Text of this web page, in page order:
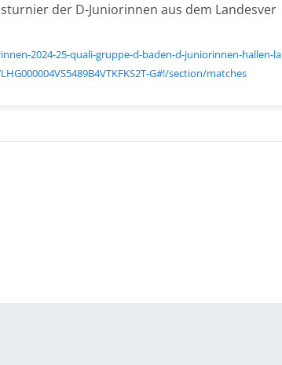
der D-Juniorinnen aus dem Landesver
2024-25-quali-gruppe-d-baden-d-juniorinnen-hallen-la
G#!/section/matches